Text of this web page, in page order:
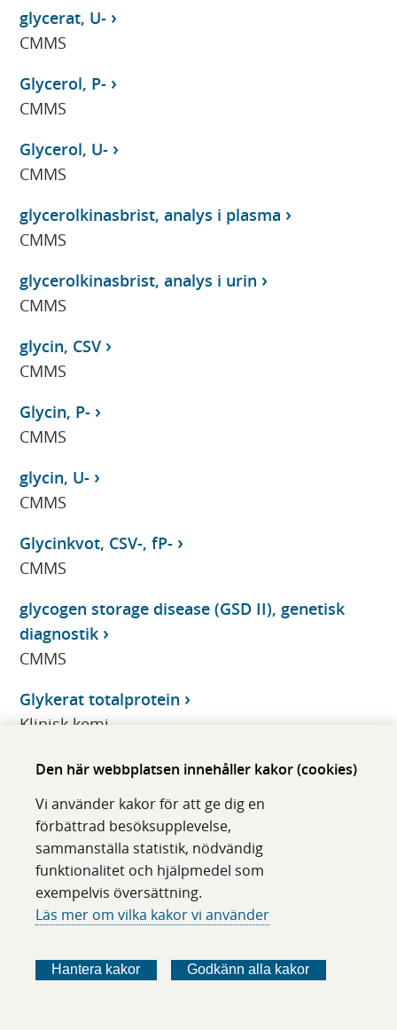
Den här webbplatsen innehåller kakor (cookies)
Vi använder kakor för att ge dig en
förbättrad besöksupplevelse,
sammanställa statistik, nödvändig
funktionalitet och hjälpmedel som
exempelvis översättning.
Läs mer om vilka kakor vi använder
Hantera kakor Godkänn alla kakor
glycerat, U-
CMMS
Glycerol, P-
CMMS
Glycerol, U-
CMMS
glycerolkinasbrist, analys i plasma
CMMS
glycerolkinasbrist, analys i urin
CMMS
glycin, CSV
CMMS
Glycin, P-
CMMS
glycin, U-
CMMS
Glycinkvot, CSV-, fP-
CMMS
glycogen storage disease (GSD II), genetisk
diagnostik
CMMS
Glykerat totalprotein
Klinisk kemi
glykokonjugat, U-
glykolat, U-
CMMS
Glykoprotein
Klinisk immunologi/transfusionsmedicin
Glykosaminoglykaner, kvant, U-
CMMS